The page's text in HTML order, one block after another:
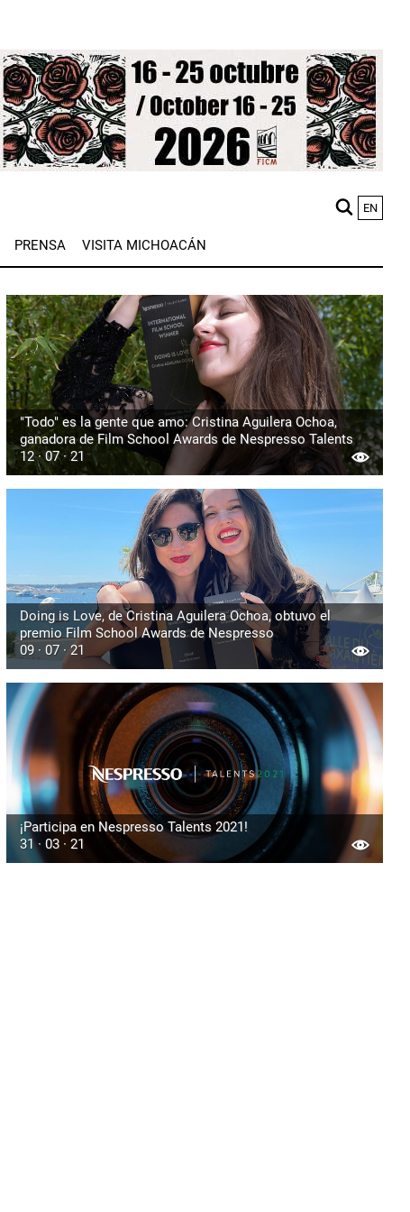
EN
PRENSA VISITA MICHOACÁN
"Todo" es la gente que amo: Cristina Aguilera Ochoa,
ganadora de Film School Awards de Nespresso Talents
12 · 07 · 21
Doing is Love, de Cristina Aguilera Ochoa, obtuvo el
premio Film School Awards de Nespresso
09 · 07 · 21
¡Participa en Nespresso Talents 2021!
31 · 03 · 21